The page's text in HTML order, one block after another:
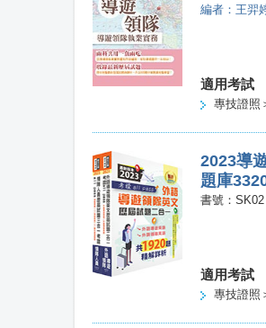
編者：王羿
適用考試
專技證照
2023導
題庫
書號：SK02
適用考試
專技證照